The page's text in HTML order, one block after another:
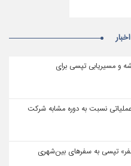
و مسیریابی تپسی برای
عملیاتی نسبت به دوره مشابه شرکت
تپسی به سفرهای بین‌شهری